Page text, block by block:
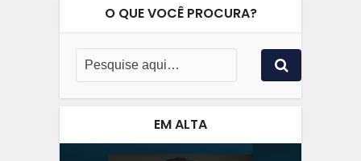
O QUE VOCÊ PROCURA?
EM ALTA